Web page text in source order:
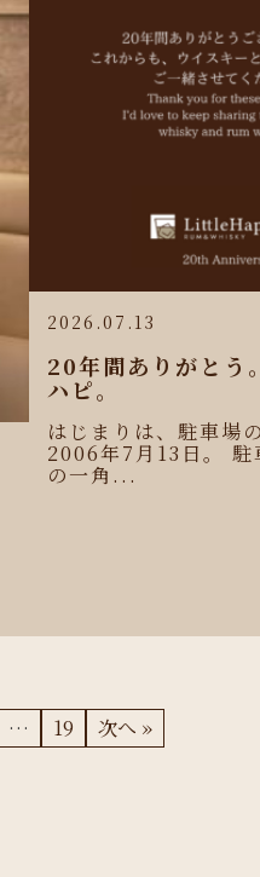
2026.07.13
20年間ありがとう
ハピ。
はじまりは、駐車場
2006年7月13日。 駐
の一角...
… 19 次へ »